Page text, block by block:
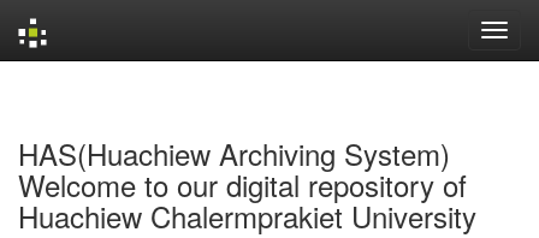
HAS(Huachiew Archiving System)
Welcome to our digital repository of
Huachiew Chalermprakiet University